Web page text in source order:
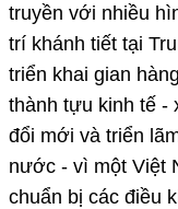
truyền với nhiều
trí khánh tiết tại
triển khai gian
thành tựu kinh tế -
đổi mới và triển
nước - vì một Việt
chuẩn bị các điều